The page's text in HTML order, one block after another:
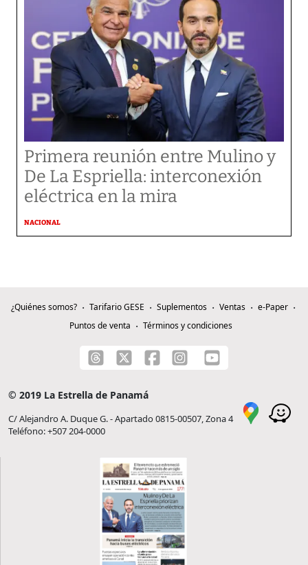
Primera reunión entre Mulino y
De La Espriella: interconexión
eléctrica en la mira
NACIONAL
¿Quiénes somos? Tarifario GESE Suplementos Ventas
e-Paper
Puntos de venta
Términos y condiciones
© 2019 La Estrella de Panamá
C/ Alejandro A. Duque G. - Apartado 0815-00507, Zona 4
Teléfono: +507 204-0000